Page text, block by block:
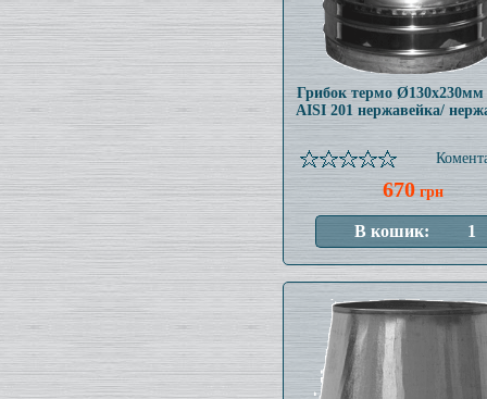
Грибок термо
AISI 201 нержавейка/
670грн